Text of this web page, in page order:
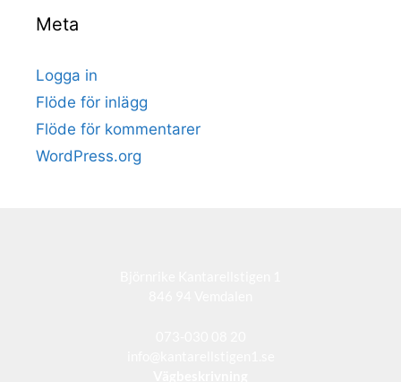
Meta
Logga in
Flöde för inlägg
Flöde för kommentarer
WordPress.org